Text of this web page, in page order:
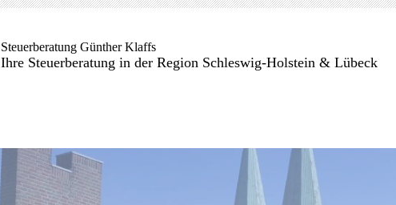
Steuerberatung Günther Klaffs
Ihre Steuerberatung in der Region Schleswig-Holstein & Lübeck